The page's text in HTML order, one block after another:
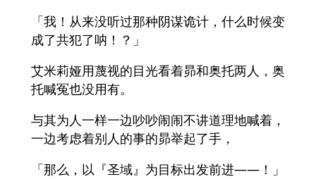
「我！从来没听过那种阴谋诡计，什么时候变
成了共犯了呐！？」
艾米莉娅用蔑视的目光看着昴和奥托两人，奥
托喊冤也没用有。
与其为人一样一边吵吵闹闹不讲道理地喊着，
一边考虑着别人的事的昴举起了手，
「那么，以『圣域』为目标出发前进――！」